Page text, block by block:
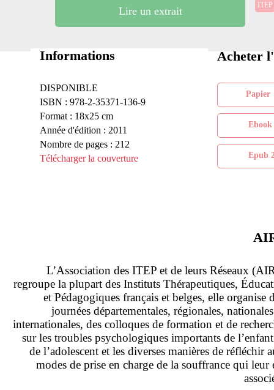
Lire un extrait ITEP
Informations
DISPONIBLE
ISBN : 978-2-35371-136-9
Format : 18x25 cm
Année d'édition : 2011
Nombre de pages : 212
Télécharger la couverture
Acheter
L’Association des ITEP et de leurs Réseaux
regroupe la plupart des Instituts Thérapeutiques,
et Pédagogiques français et belges, elle organise
journées départementales, régionales,
internationales, des colloques de formation et de
sur les troubles psychologiques importants de
de l’adolescent et les diverses manières de réfléchir
modes de prise en charge de la souffrance qui leur